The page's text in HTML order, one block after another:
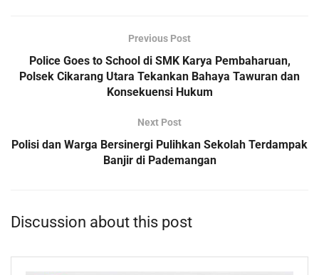
Previous Post
Police Goes to School di SMK Karya Pembaharuan,
Polsek Cikarang Utara Tekankan Bahaya Tawuran dan
Konsekuensi Hukum
Next Post
Polisi dan Warga Bersinergi Pulihkan Sekolah Terdampak
Banjir di Pademangan
Discussion about this post